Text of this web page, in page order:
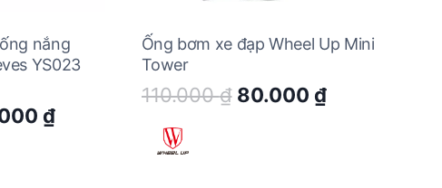
nắng
YS023
₫Current
Ống bơm xe đạp Wheel Up Mini
Tower
110.000₫ Original
80.000 ₫Current